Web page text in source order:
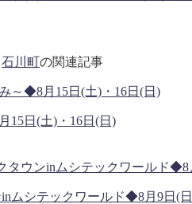
石川町の関連記事
15日(土)・16日(日)
ムシテックワールド◆8月9日(